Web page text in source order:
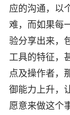
应的沟通，以
难，而如果每
验分享出来，
工具的特征，
点及操作者，
御能力上升，
愿意来做这个